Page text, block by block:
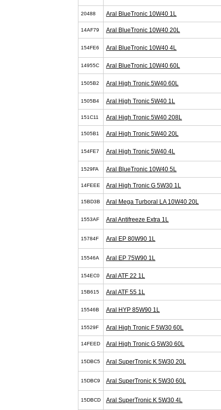
20488 Aral BlueTronic 10W40 1L
14AF79 Aral BlueTronic 10W40 20L
154FE6 Aral BlueTronic 10W40 4L
14955C Aral BlueTronic 10W40 60L
1505B2 Aral High Tronic 5W40 60L
1505B4 Aral High Tronic 5W40 1L
151C11 Aral High Tronic 5W40 208L
1505B1 Aral High Tronic 5W40 20L
154FE7 Aral High Tronic 5W40 4L
1529FA Aral BlueTronic 10W40 5L
14FEEE Aral High Tronic G 5W30 1L
15BD3B Aral Mega Turboral LA 10W40 20L
1553AF Aral Antifreeze Extra 1L
15784F Aral EP 80W90 1L
15546A Aral EP 75W90 1L
154EC0 Aral ATF 22 1L
15B615 Aral ATF 55 1L
15546B Aral HYP 85W90 1L
15529F Aral High Tronic F 5W30 60L
14FEED Aral High Tronic G 5W30 60L
15DBC5 Aral SuperTronic K 5W30 20L
15DBC9 Aral SuperTronic K 5W30 60L
15DBCD Aral SuperTronic K 5W30 4L